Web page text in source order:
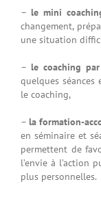
– le mini
changement,
une situation
– le coaching
quelques séances
le coaching,
– la formation-
en séminaire et
permettent de
l’envie à l’action
plus personnelles.